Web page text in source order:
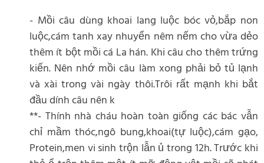
- Mồi câu dùng khoai lang luộc bóc vỏ,bắp non
luộc,cám tanh xay nhuyển nêm nếm cho vừa dẻo
thêm ít bột mồi cá La hán. Khi câu cho thêm trứng
kiến. Nên nhớ mồi câu làm xong phải bỏ tủ lạnh
và xài trong vài ngày thôi.Trôi rất mạnh khi bắt
đầu dính câu nên k
**- Thính nhà cháu hoàn toàn giống các bác vẫn
chỉ mầm thóc,ngô bung,khoai(tự luộc),cám gạo,
Protein,men vi sinh trộn lẫn ủ trong 12h. Trước khi